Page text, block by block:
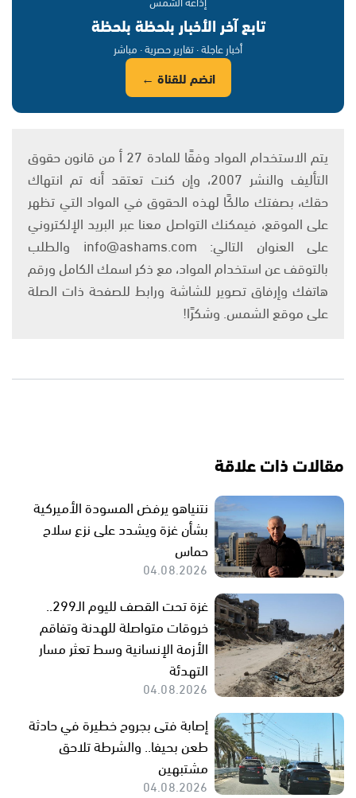
تابع آخر الأخبار بلحظة بلحظة
أخبار عاجلة · تقارير حصرية · مباشر
انضم للقناة ←
يتم الاستخدام المواد وفقًا للمادة 27 أ من قانون حقوق
التأليف والنشر 2007، وإن كنت تعتقد أنه تم انتهاك
حقك، بصفتك مالكًا لهذه الحقوق في المواد التي تظهر
على الموقع، فيمكنك التواصل معنا عبر البريد الإلكتروني
على العنوان التالي: info@ashams.com والطلب
بالتوقف عن استخدام المواد، مع ذكر اسمك الكامل ورقم
هاتفك وإرفاق تصوير للشاشة ورابط للصفحة ذات الصلة
على موقع الشمس. وشكرًا!
مقالات ذات علاقة
نتنياهو يرفض المسودة الأميركية
بشأن غزة ويشدد على نزع سلاح
حماس
04.08.2026
غزة تحت القصف لليوم الـ299..
خروقات متواصلة للهدنة وتفاقم
الأزمة الإنسانية وسط تعثر مسار
التهدئة
04.08.2026
إصابة فتى بجروح خطيرة في حادثة
طعن بحيفا.. والشرطة تلاحق
مشتبهين
04.08.2026